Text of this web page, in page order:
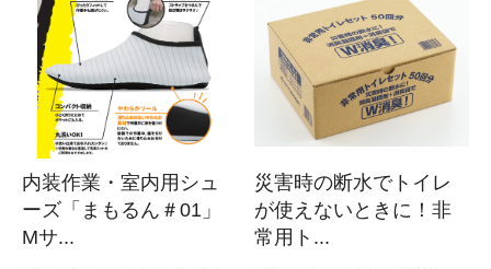
内装作業・室内用シュ
ーズ「まもるん＃01」
Mサ...
災害時の断水でトイレ
が使えないときに！非
常用ト...